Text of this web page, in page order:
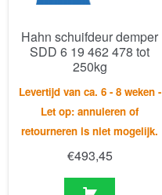
Hahn schuifdeur demper
SDD 6 19 462 478 tot
250kg
Levertijd van ca. 6 - 8 weken -
Let op: annuleren of
retourneren is niet mogelijk.
€493,45